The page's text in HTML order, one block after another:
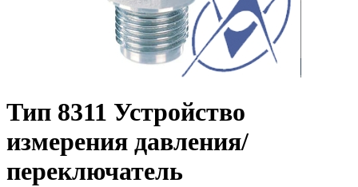
Тип 8311 Устройство
измерения давления/
переключатель